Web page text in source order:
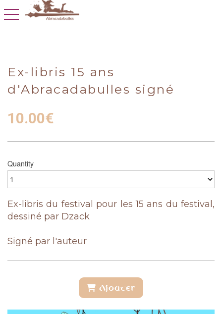
toggle navigation
Ex-libris 15 ans
d'Abracadabulles signé
10.00€
Quantity
Ex-libris du festival pour les 15 ans du festival,
dessiné par Dzack
Signé par l'auteur
Ajouter